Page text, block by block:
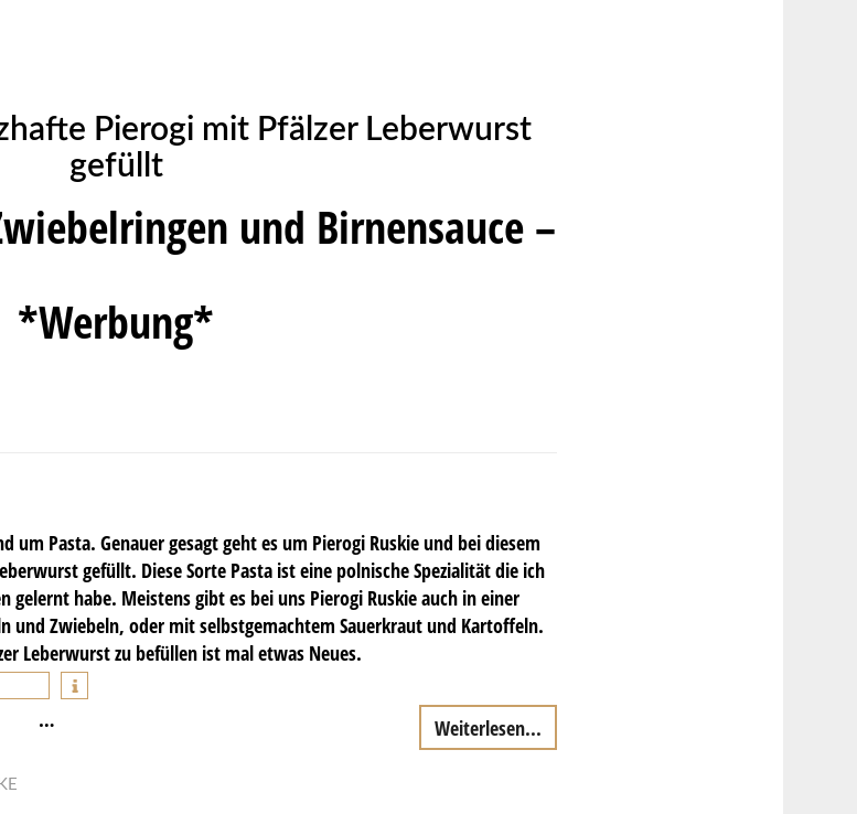
Pierogi mit Pfälzer Leberwurst
gefüllt
und Birnensauce –
*Werbung*
um Pasta. Genauer gesagt geht es um Pierogi Ruskie und bei diesem
gefüllt. Diese Sorte Pasta ist eine polnische Spezialität die ich
gelernt habe. Meistens gibt es bei uns Pierogi Ruskie auch in einer
und Zwiebeln, oder mit selbstgemachtem Sauerkraut und Kartoffeln.
Leberwurst zu befüllen ist mal etwas Neues.
… Weiterlesen...